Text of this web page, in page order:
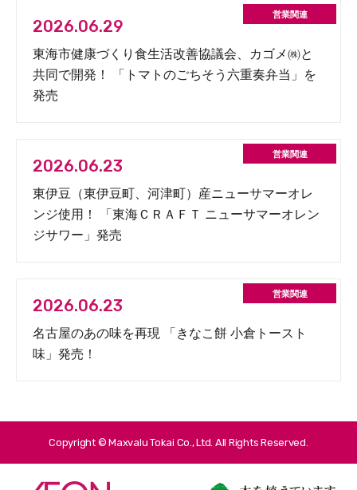
2026.06.29
東海市健康づくり食生活改善協議会、カゴメ㈱と
共同で開発！ 「トマトのごちそう六重奏弁当」を
発売
2026.06.23
東伊豆（東伊豆町、河津町）産ニューサマーオレ
ンジ使用！ 「東海ＣＲＡＦＴ ニューサマーオレン
ジサワー」発売
2026.06.23
名古屋のあの味を再現 「きなこ餅 小倉トースト
味」発売！
Copyright © Maxvalu Tokai Co., Ltd. All Rights Reserved.